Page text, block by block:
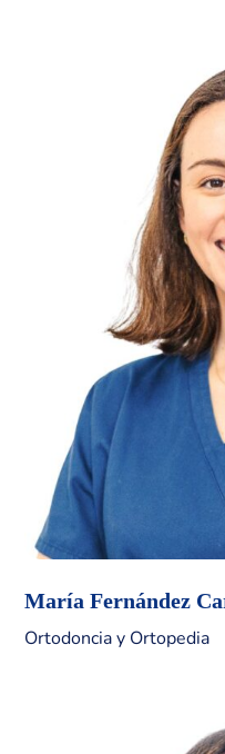
María Fernández
Ortodoncia y Ortopedia